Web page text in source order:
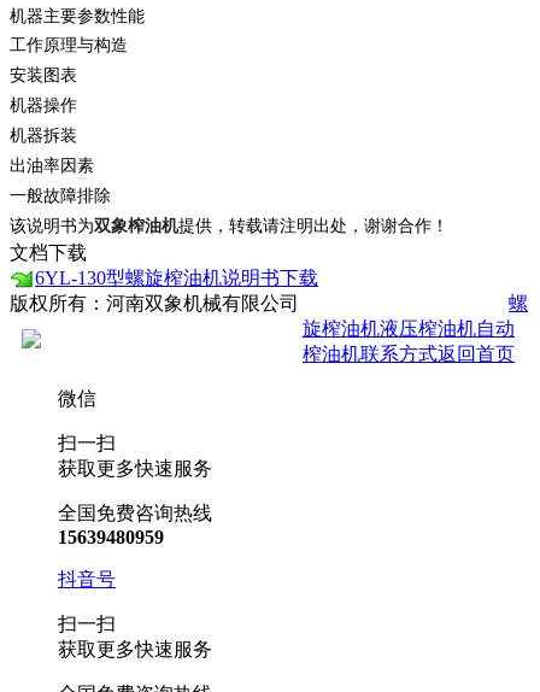
机器主要参数性能
工作原理与构造
安装图表
机器操作
机器拆装
出油率因素
一般故障排除
该说明书为双象榨油机提供，转载请注明出处，谢谢合作！
文档下载
6YL-130型螺旋榨油机说明书下载
版权所有：河南双象机械有限公司
螺
旋榨油机液压榨油机自动
榨油机联系方式返回首页
微信
扫一扫
获取更多快速服务
全国免费咨询热线
15639480959
抖音号
扫一扫
获取更多快速服务